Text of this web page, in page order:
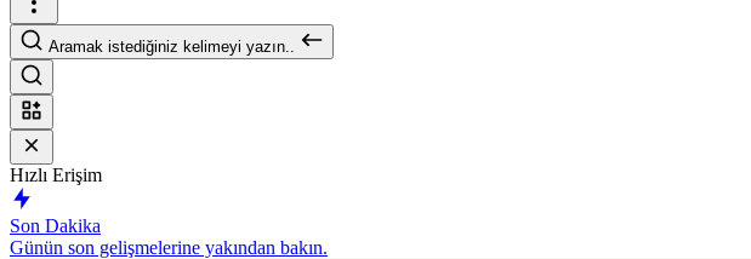
Aramak istediğiniz kelimeyi yazın..
Hızlı Erişim
Son Dakika
Günün son gelişmelerine yakından bakın.